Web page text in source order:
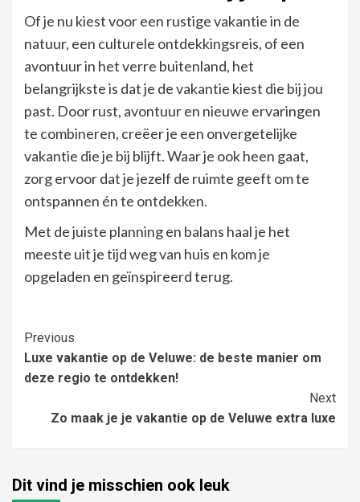
Of je nu kiest voor een rustige vakantie in de
natuur, een culturele ontdekkingsreis, of een
avontuur in het verre buitenland, het
belangrijkste is dat je de vakantie kiest die bij jou
past. Door rust, avontuur en nieuwe ervaringen
te combineren, creëer je een onvergetelijke
vakantie die je bij blijft. Waar je ook heen gaat,
zorg ervoor dat je jezelf de ruimte geeft om te
ontspannen én te ontdekken.
Met de juiste planning en balans haal je het
meeste uit je tijd weg van huis en kom je
opgeladen en geïnspireerd terug.
Continue
Reading
Previous
Luxe vakantie op de Veluwe: de beste manier om
deze regio te ontdekken!
Next
Zo maak je je vakantie op de Veluwe extra luxe
Dit vind je misschien ook leuk